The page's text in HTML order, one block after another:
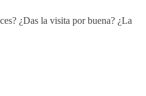
¿Das la visita por buena? ¿La